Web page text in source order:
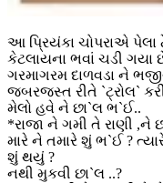
આ પ્રિયંકા ચોપરાએ પેલા
કેટલાયના ભવાં ચડી ગયા
ગરમાગરમ દાળવડા ને
જબરજસ્ત રીતે `ટ્રોલ`
મેલો હવે ને છા`લ ભ`ઈ..
*રાજા ને ગમી તે રાણી ,ને
મારે ને તમારે શું ભ`ઈ ?
શું થયું ?
નથી મુકવી છા`લ ..?